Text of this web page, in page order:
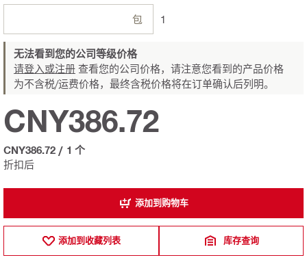
包 1
无法看到您的公司等级价格
请登入或注册 查看您的公司价格，请注意您看到的产品价格
为不含税/运费价格，最终含税价格将在订单确认后列明。
折扣后
CNY386.72
CNY386.72 / 1 个
添加到购物车
添加到收藏列表 库存查询